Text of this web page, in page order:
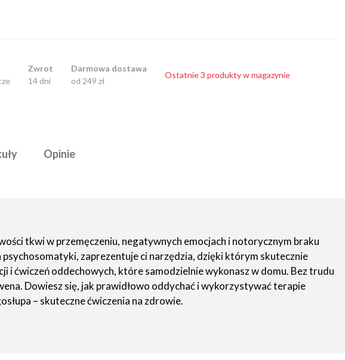
Zwrot
14 dni
Darmowa dostawa
od 249 zł
Ostatnie 3 produkty w magazynie
Opinie
tkwi w przemęczeniu, negatywnych emocjach i notorycznym braku
zaprezentuje ci narzędzia, dzięki którym skutecznie
i ćwiczeń oddechowych, które samodzielnie wykonasz w domu. Bez trudu
Dowiesz się, jak prawidłowo oddychać i wykorzystywać terapie
– skuteczne ćwiczenia na zdrowie.